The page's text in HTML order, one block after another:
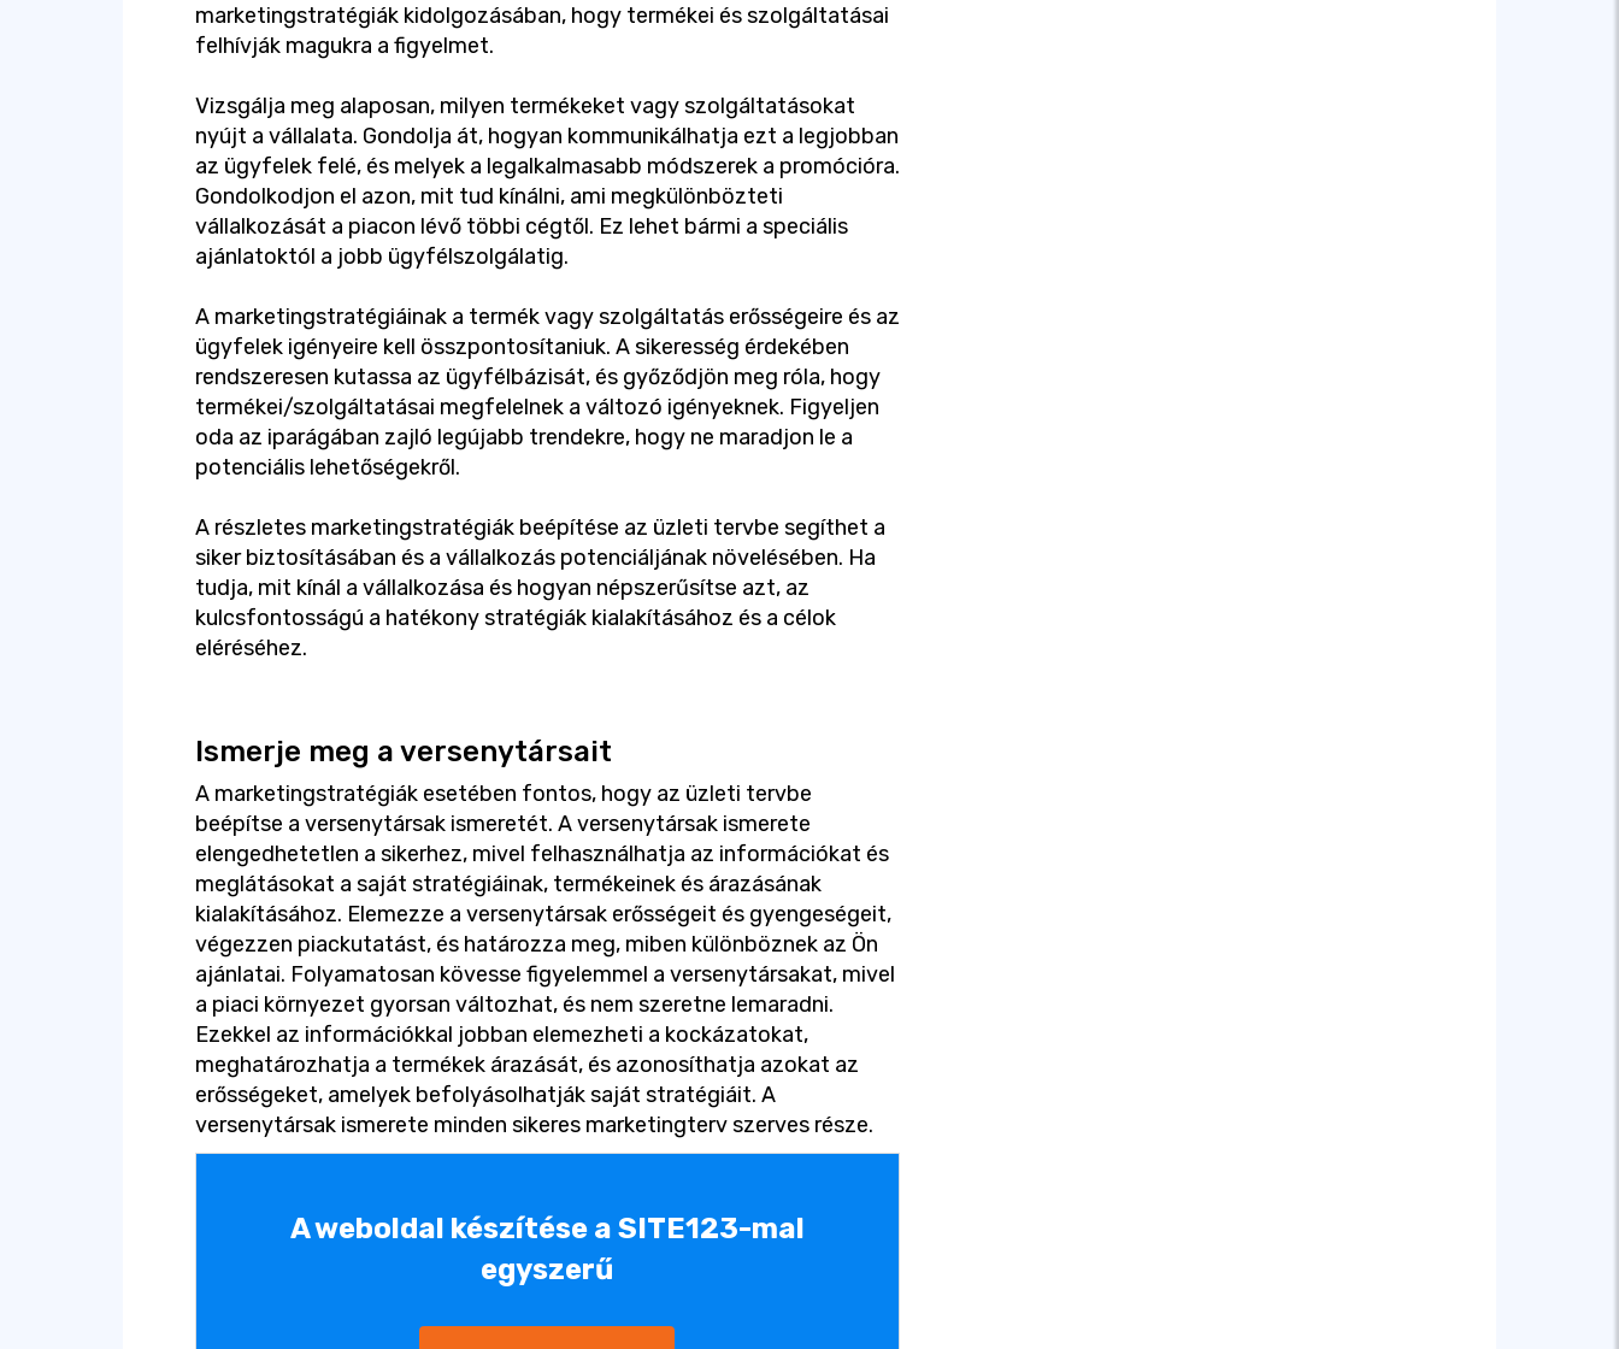
marketingstratégiák kidolgozásában, hogy termékei és szolgáltatásai
felhívják magukra a figyelmet.
Vizsgálja meg alaposan, milyen termékeket vagy szolgáltatásokat
nyújt a vállalata. Gondolja át, hogyan kommunikálhatja ezt a legjobban
az ügyfelek felé, és melyek a legalkalmasabb módszerek a promócióra.
Gondolkodjon el azon, mit tud kínálni, ami megkülönbözteti
vállalkozását a piacon lévő többi cégtől. Ez lehet bármi a speciális
ajánlatoktól a jobb ügyfélszolgálatig.
A marketingstratégiáinak a termék vagy szolgáltatás erősségeire és az
ügyfelek igényeire kell összpontosítaniuk. A sikeresség érdekében
rendszeresen kutassa az ügyfélbázisát, és győződjön meg róla, hogy
termékei/szolgáltatásai megfelelnek a változó igényeknek. Figyeljen
oda az iparágában zajló legújabb trendekre, hogy ne maradjon le a
potenciális lehetőségekről.
A részletes marketingstratégiák beépítése az üzleti tervbe segíthet a
siker biztosításában és a vállalkozás potenciáljának növelésében. Ha
tudja, mit kínál a vállalkozása és hogyan népszerűsítse azt, az
kulcsfontosságú a hatékony stratégiák kialakításához és a célok
eléréséhez.
Ismerje meg a versenytársait
A marketingstratégiák esetében fontos, hogy az üzleti tervbe
beépítse a versenytársak ismeretét. A versenytársak ismerete
elengedhetetlen a sikerhez, mivel felhasználhatja az információkat és
meglátásokat a saját stratégiáinak, termékeinek és árazásának
kialakításához. Elemezze a versenytársak erősségeit és gyengeségeit,
végezzen piackutatást, és határozza meg, miben különböznek az Ön
ajánlatai. Folyamatosan kövesse figyelemmel a versenytársakat, mivel
a piaci környezet gyorsan változhat, és nem szeretne lemaradni.
Ezekkel az információkkal jobban elemezheti a kockázatokat,
meghatározhatja a termékek árazását, és azonosíthatja azokat az
erősségeket, amelyek befolyásolhatják saját stratégiáit. A
versenytársak ismerete minden sikeres marketingterv szerves része.
A weboldal készítése a SITE123-mal
egyszerű